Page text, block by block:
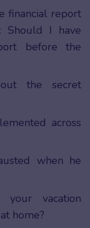
financial report
Should I have
before the
the secret
across
when he
vacation
home?